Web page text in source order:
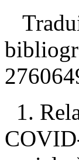
1.